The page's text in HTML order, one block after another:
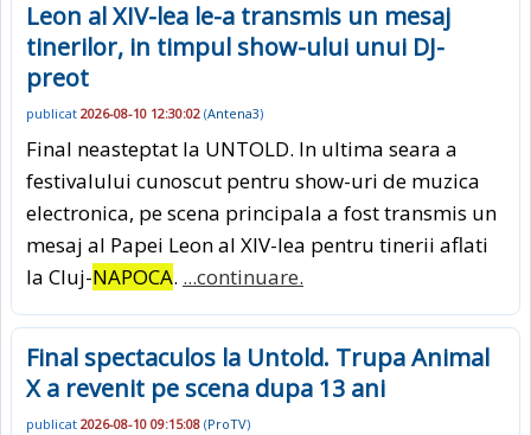
Leon al XIV-lea le-a transmis un mesaj
tinerilor, in timpul show-ului unui DJ-
preot
publicat 2026-08-10 12:30:02 (Antena3)
Final neasteptat la UNTOLD. In ultima seara a
festivalului cunoscut pentru show-uri de muzica
electronica, pe scena principala a fost transmis un
mesaj al Papei Leon al XIV-lea pentru tinerii aflati
la Cluj-NAPOCA. ...continuare.
Final spectaculos la Untold. Trupa Animal
X a revenit pe scena dupa 13 ani
publicat 2026-08-10 09:15:08 (ProTV)